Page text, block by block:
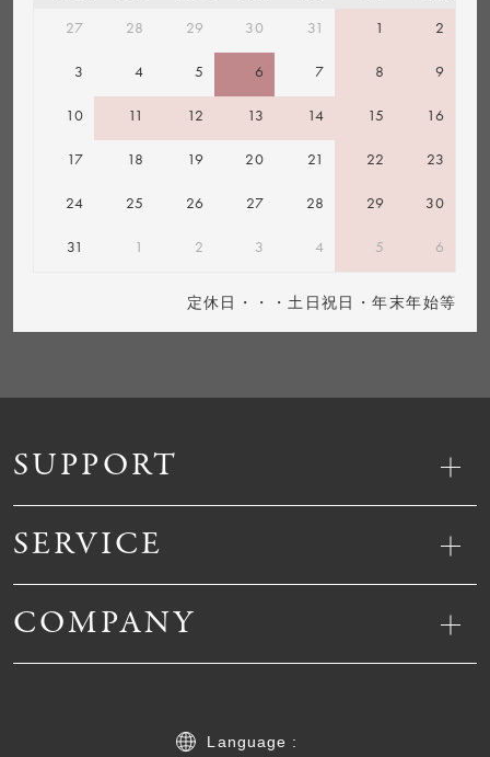
SUPPORT
SERVICE
COMPANY
Language :
27 28 29 30 31 1 2
3 4 5 6 7 8 9
10 11 12 13 14 15 16
17 18 19 20 21 22 23
24 25 26 27 28 29 30
31 1 2 3 4 5 6
定休日・・・土日祝日・年末年始等